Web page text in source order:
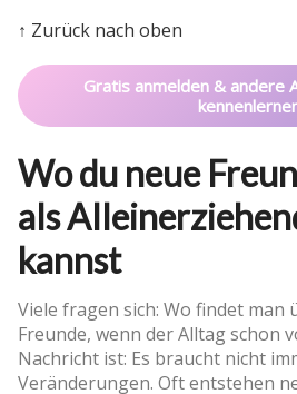
↑ Zurück nach oben
Gratis anmelden & andere
Wo du neue
als
kannst
Viele fragen sich: Wo findet man
Freunde, wenn der Alltag schon
Nachricht ist: Es braucht nicht
Veränderungen. Oft entstehen